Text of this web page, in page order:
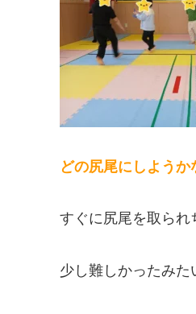
どの尻尾にしようか
すぐに尻尾を取ら
少し難しかったみた